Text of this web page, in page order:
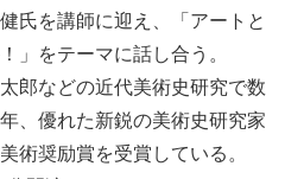
氏を講師に迎え、「アートと
」をテーマに話し合う。
郎などの近代美術史研究で数
、優れた新鋭の美術史研究家
術奨励賞を受賞している。